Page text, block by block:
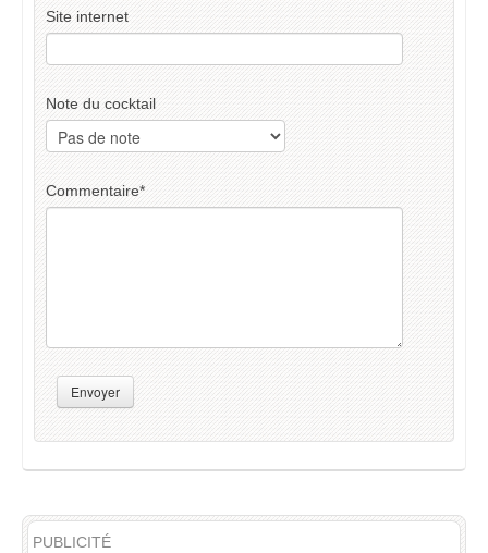
Site internet
Note du cocktail
Commentaire*
Envoyer
PUBLICITÉ